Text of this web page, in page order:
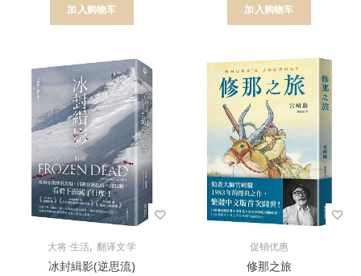
加入购物车 加入购物车
大将·生活, 翻译文学
冰封緝影(逆思流)
促销优惠
修那之旅